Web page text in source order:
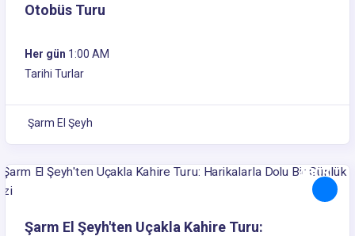
Otobüs Turu
Her gün 1:00 AM
Tarihi Turlar
Şarm El Şeyh
450$
Şarm El Şeyh'ten Uçakla Kahire Turu: